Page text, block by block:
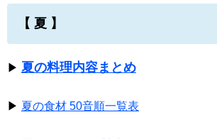
【 夏 】
▶ 夏の料理内容まとめ
▶ 夏の食材 50音順一覧表